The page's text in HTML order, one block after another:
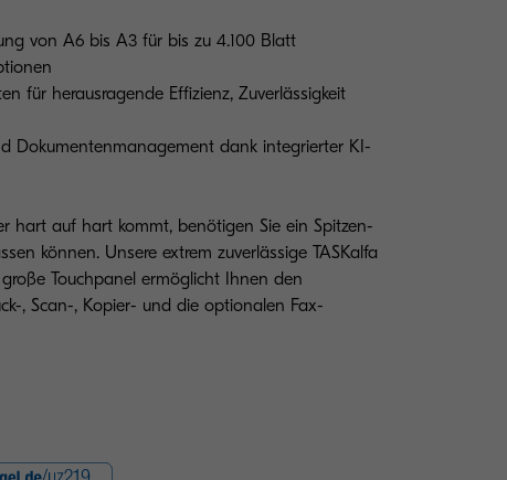
von A6 bis A3 für bis zu 4.100 Blatt
für herausragende Effizienz, Zuverlässigkeit
Dokumentenmanagement dank integrierter KI-
hart auf hart kommt, benötigen Sie ein Spitzen-
können. Unsere extrem zuverlässige TASKalfa
Touchpanel ermöglicht Ihnen den
, Scan-, Kopier- und die optionalen Fax-